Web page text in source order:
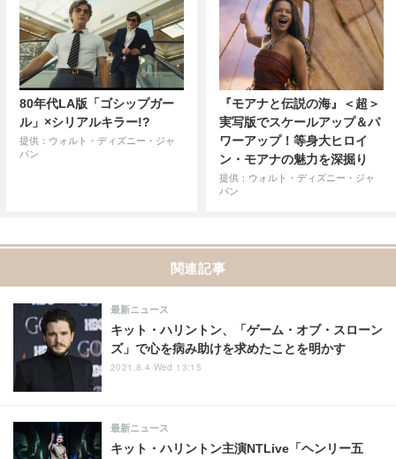
80年代LA版「ゴシップガー
ル」×シリアルキラー!?
提供：ウォルト・ディズニー・ジャ
パン
『モアナと伝説の海』＜超＞
実写版でスケールアップ＆パ
ワーアップ！等身大ヒロイ
ン・モアナの魅力を深掘り
提供：ウォルト・ディズニー・ジャ
パン
関連記事
キット・ハリントン、「ゲーム・オブ・スローン
ズ」で心を病み助けを求めたことを明かす
最新ニュース
2021.8.4 Wed 13:15
キット・ハリントン主演NTLive「ヘンリー五
最新ニュース